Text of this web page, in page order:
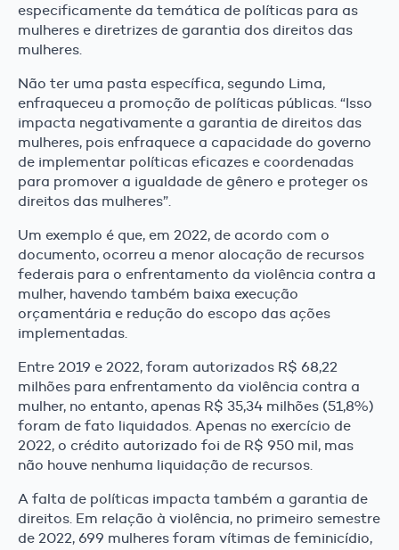
especificamente da temática de políticas para as
mulheres e diretrizes de garantia dos direitos das
mulheres.
Não ter uma pasta específica, segundo Lima,
enfraqueceu a promoção de políticas públicas. “Isso
impacta negativamente a garantia de direitos das
mulheres, pois enfraquece a capacidade do governo
de implementar políticas eficazes e coordenadas
para promover a igualdade de gênero e proteger os
direitos das mulheres”.
Um exemplo é que, em 2022, de acordo com o
documento, ocorreu a menor alocação de recursos
federais para o enfrentamento da violência contra a
mulher, havendo também baixa execução
orçamentária e redução do escopo das ações
implementadas.
Entre 2019 e 2022, foram autorizados R$ 68,22
milhões para enfrentamento da violência contra a
mulher, no entanto, apenas R$ 35,34 milhões (51,8%)
foram de fato liquidados. Apenas no exercício de
2022, o crédito autorizado foi de R$ 950 mil, mas
não houve nenhuma liquidação de recursos.
A falta de políticas impacta também a garantia de
direitos. Em relação à violência, no primeiro semestre
de 2022, 699 mulheres foram vítimas de feminicídio,